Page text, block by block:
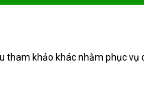
tham khảo khác nhằm phục vụ